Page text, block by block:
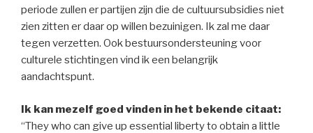
periode zullen er partijen zijn die de cultuursubsidies niet
zien zitten er daar op willen bezuinigen. Ik zal me daar
tegen verzetten. Ook bestuursondersteuning voor
culturele stichtingen vind ik een belangrijk
aandachtspunt.
Ik kan mezelf goed vinden in het bekende citaat:
“They who can give up essential liberty to obtain a little